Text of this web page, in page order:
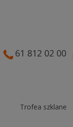
61 812 02 00
Trofea szklane